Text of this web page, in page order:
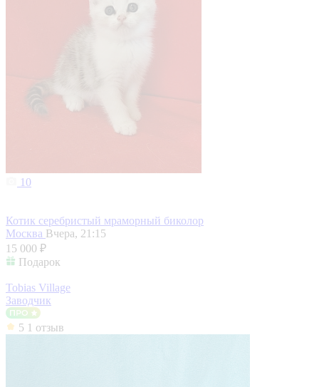
10
Котик серебристый мраморный биколор
Москва Вчера, 21:15
15 000 ₽
Подарок
Tobias Village
Заводчик
5 1 отзыв